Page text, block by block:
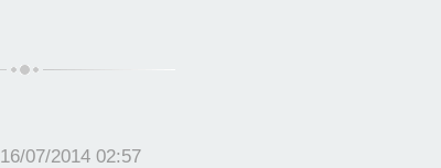
16/07/2014 02:57